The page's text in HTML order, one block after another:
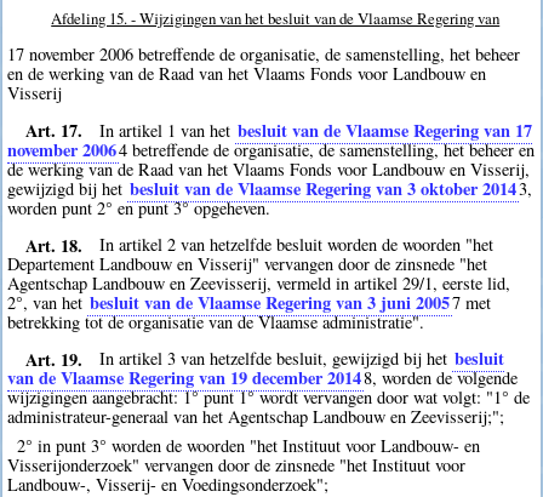
Afdeling 15. - Wijzigingen van het besluit van de Vlaamse Regering van
17 november 2006 betreffende de organisatie, de samenstelling, het beheer
en de werking van de Raad van het Vlaams Fonds voor Landbouw en
Visserij
Art. 17. In artikel 1 van het besluit van de Vlaamse Regering van 17
november 20064 betreffende de organisatie, de samenstelling, het beheer en
de werking van de Raad van het Vlaams Fonds voor Landbouw en Visserij,
gewijzigd bij het besluit van de Vlaamse Regering van 3 oktober 20143,
worden punt 2° en punt 3° opgeheven.
Art. 18.
In artikel 2 van hetzelfde besluit worden de woorden "het
Departement Landbouw en Visserij" vervangen door de zinsnede "het
Agentschap Landbouw en Zeevisserij, vermeld in artikel 29/1, eerste lid,
2°, van het besluit van de Vlaamse Regering van 3 juni 20057 met
betrekking tot de organisatie van de Vlaamse administratie".
Art. 19. In artikel 3 van hetzelfde besluit, gewijzigd bij het besluit
van de Vlaamse Regering van 19 december 20148, worden de volgende
wijzigingen aangebracht: 1° punt 1° wordt vervangen door wat volgt: "1° de
administrateur-generaal van het Agentschap Landbouw en Zeevisserij;";
2° in punt 3° worden de woorden "het Instituut voor Landbouw- en
Visserijonderzoek" vervangen door de zinsnede "het Instituut voor
Landbouw-, Visserij- en Voedingsonderzoek";